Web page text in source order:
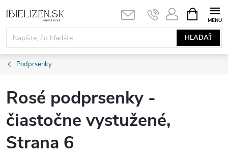
na
obsah
HĽADAŤ
KOŠÍK
Podprsenky
Rosé podprsenky -
čiastočne vystužené,
Strana 6